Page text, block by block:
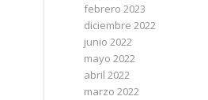
febrero 2023
diciembre 2022
junio 2022
mayo 2022
abril 2022
marzo 2022